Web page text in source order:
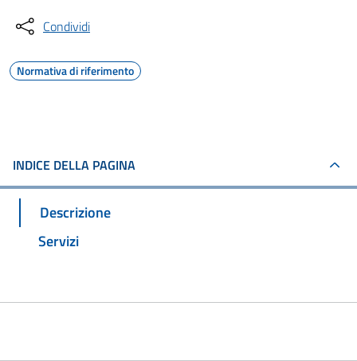
Condividi
Normativa di riferimento
INDICE DELLA PAGINA
Descrizione
Servizi